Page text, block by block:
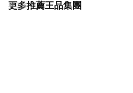
更多推薦王品集團
看更多